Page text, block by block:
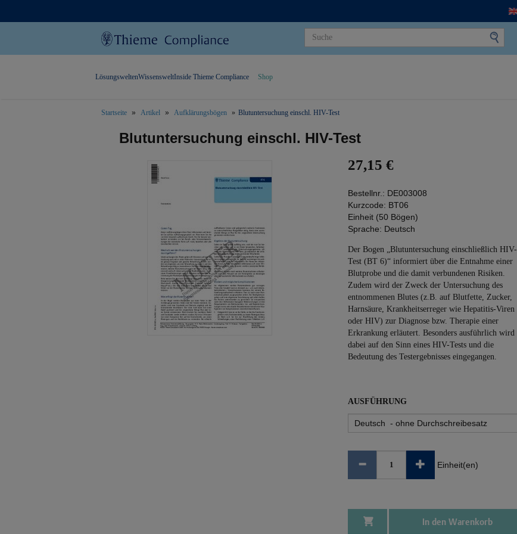
LösungsweltenWissensweltInside Thieme Compliance Shop
Startseite Artikel Aufklärungsbögen Blutuntersuchung einschl. HIV-Test
Blutuntersuchung einschl. HIV-Test
27,15 €
Bestellnr.: DE003008
Kurzcode: BT06
Einheit (50 Bögen)
Sprache: Deutsch
Der Bogen „Blutuntersuchung einschließlich HIV-
Test (BT 6)“ informiert über die Entnahme einer
Blutprobe und die damit verbundenen Risiken.
Zudem wird der Zweck der Untersuchung des
entnommenen Blutes (z.B. auf Blutfette, Zucker,
Harnsäure, Krankheitserreger wie Hepatitis-Viren
oder HIV) zur Diagnose bzw. Therapie einer
Erkrankung erläutert. Besonders ausführlich wird
dabei auf den Sinn eines HIV-Tests und die
Bedeutung des Testergebnisses eingegangen.
AUSFÜHRUNG
Einheit(en)
In den Warenkorb